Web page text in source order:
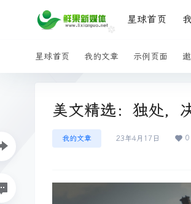
星球首页
星球首页 我的文章 示例页面
美文精选：独处，
我的文章 23年4月17日 0